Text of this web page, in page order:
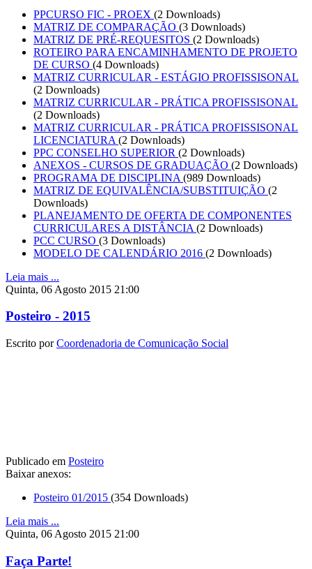
PPCURSO FIC - PROEX (2 Downloads)
MATRIZ DE COMPARAÇÃO (3 Downloads)
MATRIZ DE PRÉ-REQUESITOS (2 Downloads)
ROTEIRO PARA ENCAMINHAMENTO DE PROJETO
DE CURSO (4 Downloads)
MATRIZ CURRICULAR - ESTÁGIO PROFISSISONAL
(2 Downloads)
MATRIZ CURRICULAR - PRÁTICA PROFISSISONAL
(2 Downloads)
MATRIZ CURRICULAR - PRÁTICA PROFISSISONAL
LICENCIATURA (2 Downloads)
PPC CONSELHO SUPERIOR (2 Downloads)
ANEXOS - CURSOS DE GRADUAÇÃO (2 Downloads)
PROGRAMA DE DISCIPLINA (989 Downloads)
MATRIZ DE EQUIVALÊNCIA/SUBSTITUIÇÃO (2
Downloads)
PLANEJAMENTO DE OFERTA DE COMPONENTES
CURRICULARES A DISTÂNCIA (2 Downloads)
PCC CURSO (3 Downloads)
MODELO DE CALENDÁRIO 2016 (2 Downloads)
Leia mais ...
Quinta, 06 Agosto 2015 21:00
Posteiro - 2015
Escrito porCoordenadoria de Comunicação Social
Publicado em Posteiro
Baixar anexos:
Posteiro 01/2015 (354 Downloads)
Leia mais ...
Quinta, 06 Agosto 2015 21:00
Faça Parte!